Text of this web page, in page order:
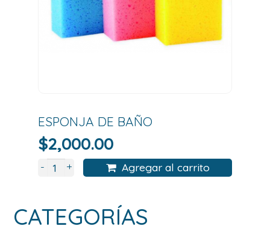
ESPONJA DE BAÑO
$2,000.00
- + Agregar al carrito
CATEGORÍAS